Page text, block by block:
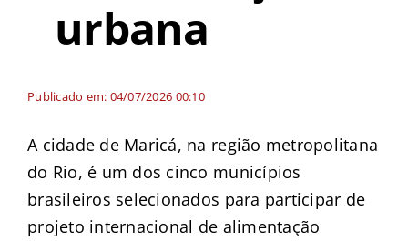
urbana
Publicado em: 04/07/2026 00:10
A cidade de Maricá, na região metropolitana
do Rio, é um dos cinco municípios
brasileiros selecionados para participar de
projeto internacional de alimentação